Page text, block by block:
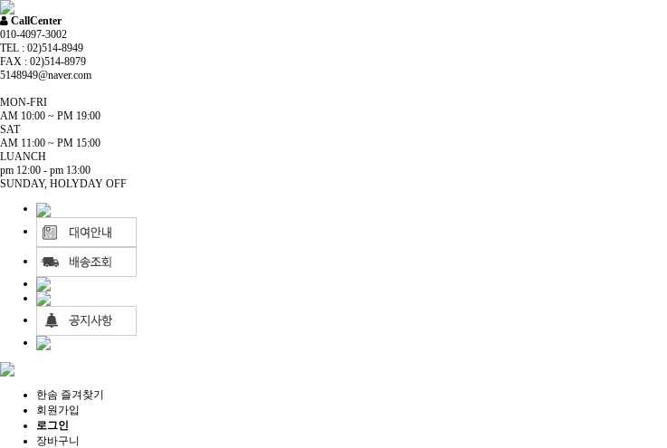
CallCenter
010-4097-3002
TEL : 02)514-8949
FAX : 02)514-8979
5148949@naver.com
MON-FRI
AM 10:00 ~ PM 19:00
SAT
AM 11:00 ~ PM 15:00
LUANCH
pm 12:00 - pm 13:00
SUNDAY, HOLYDAY OFF
한솜 즐겨찾기
회원가입
로그인
장바구니